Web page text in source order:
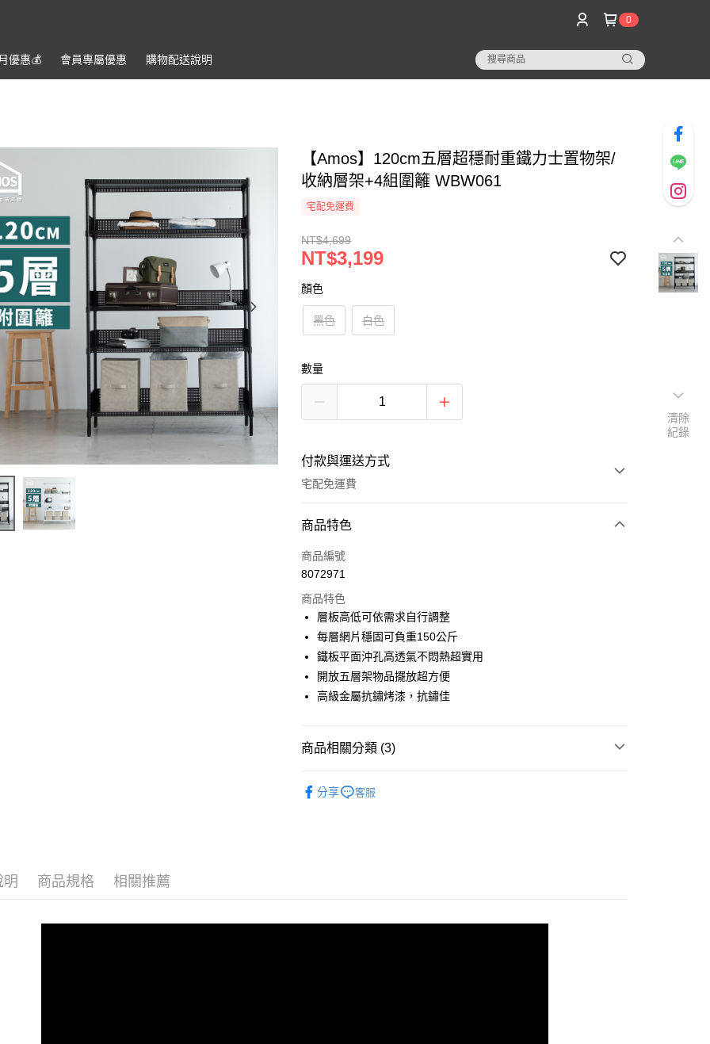
0
優惠💰️ 會員專屬優惠 購物配送說明
【Amos】120cm五層超穩耐重鐵力士置物架/
收納層架+4組圍籬 WBW061
宅配免運費
NT$4,699
NT$3,199
顏色
黑色 白色
數量
付款與運送方式
宅配免運費
付款方式
信用卡一次付款
悠遊付
全盈+PAY
ATM付款
宅配
商品特色
商品編號
8072971
商品特色
層板高低可依需求自行調整
每層網片穩固可負重150公斤
鐵板平面沖孔高透氣不悶熱超實用
開放五層架物品擺放超方便
高級金屬抗鏽烤漆，抗鏽佳
商品相關分類 (3)
分享 客服
明 商品規格 相關推薦
清除
紀錄